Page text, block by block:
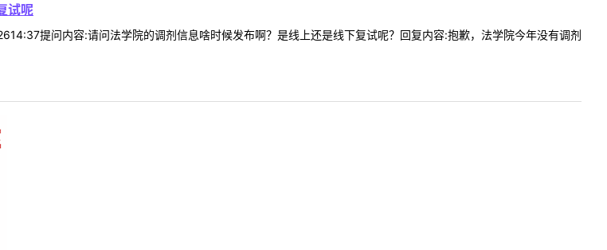
试呢
提问内容:请问法学院的调剂信息啥时候发布啊？是线上还是线下复试呢？回复内容:抱歉，法学院今年没有调剂